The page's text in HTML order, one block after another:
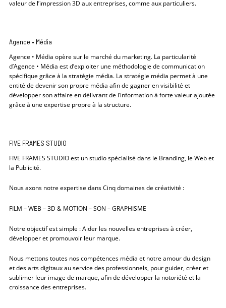
valeur de l’impression 3D aux entreprises, comme aux particuliers.
Agence • Média
Agence • Média opère sur le marché du marketing. La particularité
d’Agence • Média est d’exploiter une méthodologie de communication
spécifique grâce à la stratégie média. La stratégie média permet à une
entité de devenir son propre média afin de gagner en visibilité et
développer son affaire en délivrant de l’information à forte valeur ajoutée
grâce à une expertise propre à la structure.
FIVE FRAMES STUDIO
FIVE FRAMES STUDIO est un studio spécialisé dans le Branding, le Web et
la Publicité.
Nous axons notre expertise dans Cinq domaines de créativité :
FILM – WEB – 3D & MOTION – SON – GRAPHISME
Notre objectif est simple : Aider les nouvelles entreprises à créer,
développer et promouvoir leur marque.
Nous mettons toutes nos compétences média et notre amour du design
et des arts digitaux au service des professionnels, pour guider, créer et
sublimer leur image de marque, afin de développer la notoriété et la
croissance des entreprises.